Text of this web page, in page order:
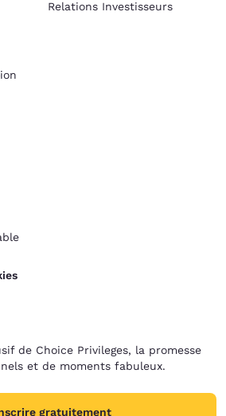
Relations Investisseurs
de Choice Privileges, la promesse
et de moments fabuleux.
gratuitement